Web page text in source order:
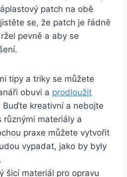
patch na obě
se, že⁢ patch ‍je řádně
pevně a aby se
tipy ⁣a triky se můžete
obuvi a prodloužit
Buďte kreativní a nebojte
různými materiály ⁤a⁢
praxe můžete vytvořit
vypadat, jako by byly